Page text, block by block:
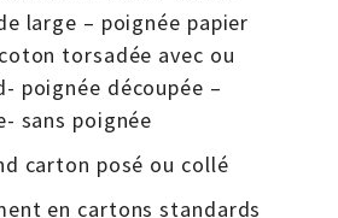
large – poignée papier
torsadée avec ou
poignée découpée –
sans poignée
carton posé ou collé
en cartons standards